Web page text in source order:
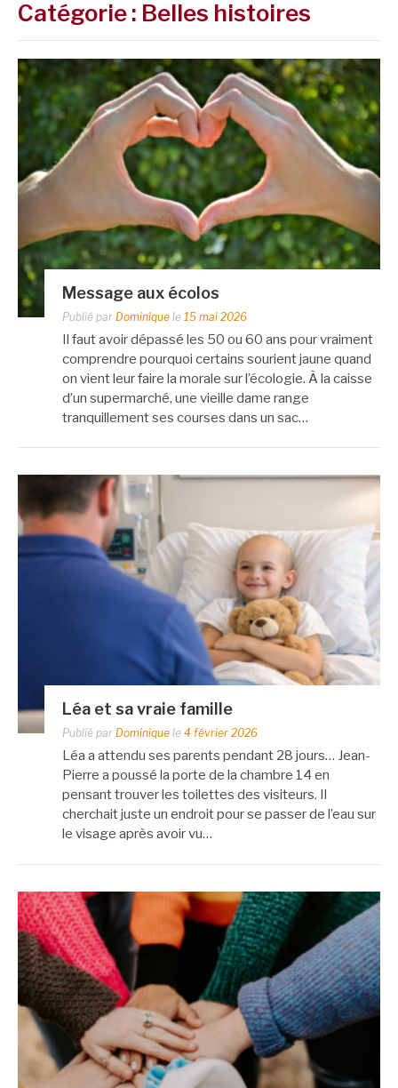
Catégorie : Belles histoires
Message aux écolos
Publié par Dominique le 15 mai 2026
Il faut avoir dépassé les 50 ou 60 ans pour vraiment
comprendre pourquoi certains sourient jaune quand
on vient leur faire la morale sur l’écologie. À la caisse
d’un supermarché, une vieille dame range
tranquillement ses courses dans un sac…
Léa et sa vraie famille
Publié par Dominique le 4 février 2026
Léa a attendu ses parents pendant 28 jours… Jean-
Pierre a poussé la porte de la chambre 14 en
pensant trouver les toilettes des visiteurs. Il
cherchait juste un endroit pour se passer de l’eau sur
le visage après avoir vu…